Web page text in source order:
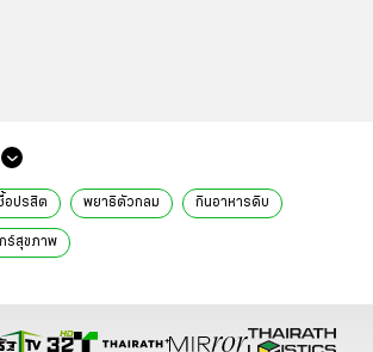
อปรสิต พยาธิตัวกลม กินอาหารดิบ
ร์สุขภาพ